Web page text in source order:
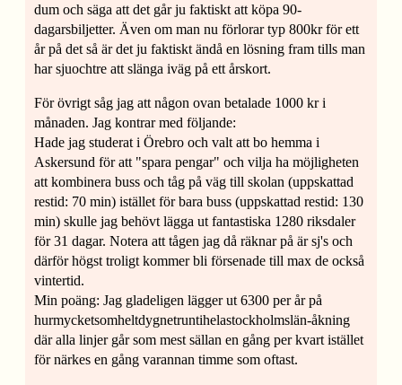
dum och säga att det går ju faktiskt att köpa 90-
dagarsbiljetter. Även om man nu förlorar typ 800kr för ett
år på det så är det ju faktiskt ändå en lösning fram tills man
har sjuochtre att slänga iväg på ett årskort.
För övrigt såg jag att någon ovan betalade 1000 kr i
månaden. Jag kontrar med följande:
Hade jag studerat i Örebro och valt att bo hemma i
Askersund för att "spara pengar" och vilja ha möjligheten
att kombinera buss och tåg på väg till skolan (uppskattad
restid: 70 min) istället för bara buss (uppskattad restid: 130
min) skulle jag behövt lägga ut fantastiska 1280 riksdaler
för 31 dagar. Notera att tågen jag då räknar på är sj's och
därför högst troligt kommer bli försenade till max de också
vintertid.
Min poäng: Jag gladeligen lägger ut 6300 per år på
hurmycketsomheltdygnetruntihelastockholmslän-åkning
där alla linjer går som mest sällan en gång per kvart istället
för närkes en gång varannan timme som oftast.